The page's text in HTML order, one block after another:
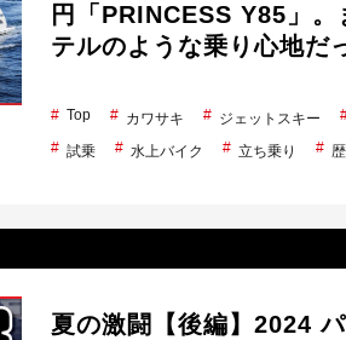
円「PRINCESS Y85」
テルのような乗り心地だ
Top カワサキ ジェットスキー
試乗
水上バイク 立ち乗り
夏の激闘【後編】2024